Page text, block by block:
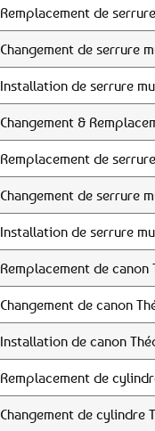
Remplacement de
Changement de serrure
Installation de serrure
Changement &
Remplacement de
Changement de serrure
Installation de serrure
Remplacement de canon
Changement de canon
Installation de canon
Remplacement de
Changement de cylindre